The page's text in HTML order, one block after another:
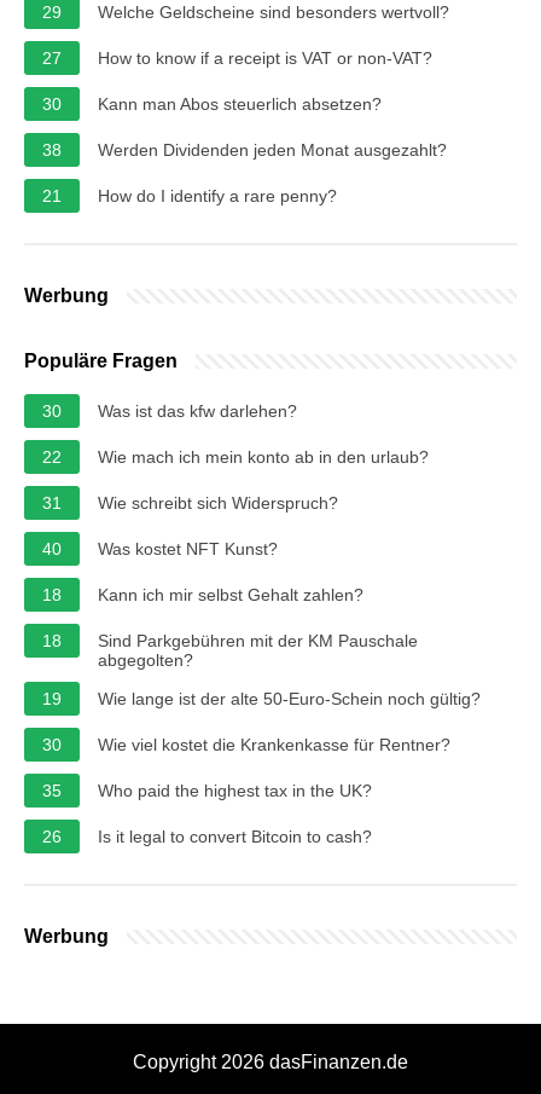
29 Welche Geldscheine sind besonders wertvoll?
27 How to know if a receipt is VAT or non-VAT?
30 Kann man Abos steuerlich absetzen?
38 Werden Dividenden jeden Monat ausgezahlt?
21 How do I identify a rare penny?
Werbung
Populäre Fragen
30 Was ist das kfw darlehen?
22 Wie mach ich mein konto ab in den urlaub?
31 Wie schreibt sich Widerspruch?
40 Was kostet NFT Kunst?
18 Kann ich mir selbst Gehalt zahlen?
18
Sind Parkgebühren mit der KM Pauschale
abgegolten?
19
Wie lange ist der alte 50-Euro-Schein noch gültig?
30 Wie viel kostet die Krankenkasse für Rentner?
35 Who paid the highest tax in the UK?
26 Is it legal to convert Bitcoin to cash?
Werbung
Copyright 2026 dasFinanzen.de